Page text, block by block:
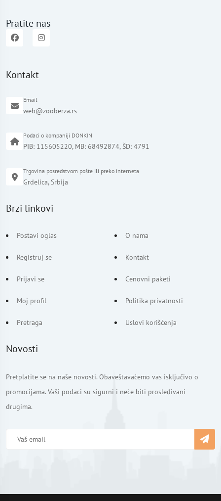
Pratite nas
Kontakt
Email
web@zooberza.rs
Podaci o kompaniji DONKIN
PIB: 115605220, MB: 68492874, ŠD: 4791
Trgovina posredstvom pošte ili preko interneta
Grdelica, Srbija
Brzi linkovi
Postavi oglas
Registruj se
Prijavi se
Moj profil
Pretraga
O nama
Kontakt
Cenovni paketi
Politika privatnosti
Uslovi korišćenja
Novosti
Pretplatite se na naše novosti. Obaveštavaćemo vas isključivo o
promocijama. Vaši podaci su sigurni i neće biti prosleđivani
drugima.